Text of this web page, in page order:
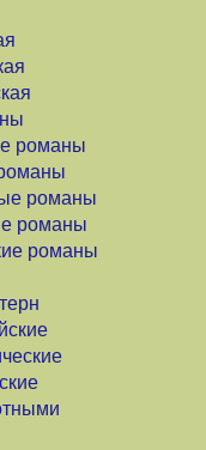
романы
романы
романы
романы